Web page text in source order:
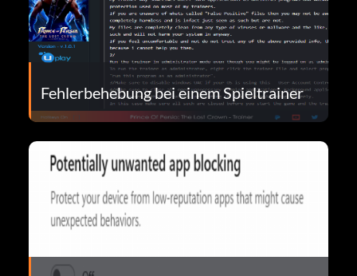
Fehlerbehebung bei einem Spieltrainer